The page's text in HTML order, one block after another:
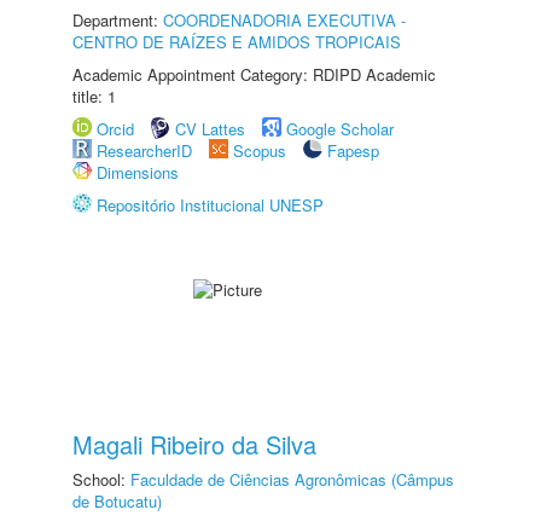
Department: COORDENADORIA EXECUTIVA -
CENTRO DE RAÍZES E AMIDOS TROPICAIS
Academic Appointment Category: RDIPD Academic
title: 1
Orcid
CV Lattes
Google Scholar
ResearcherID
Scopus
Fapesp
Dimensions
Repositório Institucional UNESP
Magali Ribeiro da Silva
School: Faculdade de Ciências Agronômicas (Câmpus
de Botucatu)